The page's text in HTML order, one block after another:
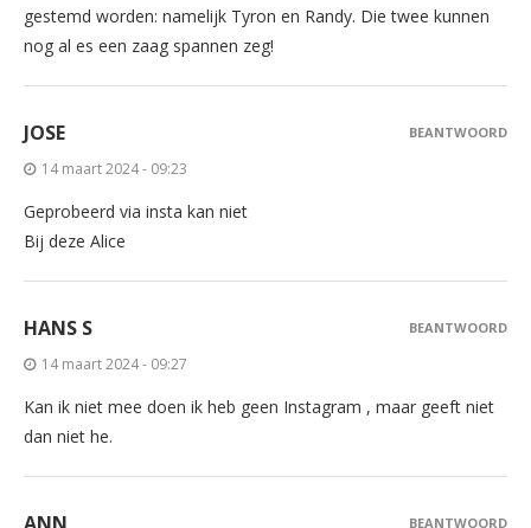
gestemd worden: namelijk Tyron en Randy. Die twee kunnen
nog al es een zaag spannen zeg!
JOSE
14 maart 2024 - 09:23
Geprobeerd via insta kan niet
Bij deze Alice
BEANTWOORD
HANS S
14 maart 2024 - 09:27
Kan ik niet mee doen ik heb geen Instagram , maar geeft niet
dan niet he.
BEANTWOORD
BEANTWOORD